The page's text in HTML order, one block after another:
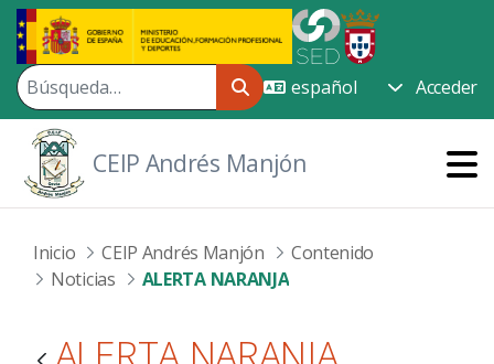
Saltar al contenido principal
Acceder
CEIP Andrés Manjón
Inicio CEIP Andrés Manjón
Contenido
Noticias
ALERTA NARANJA